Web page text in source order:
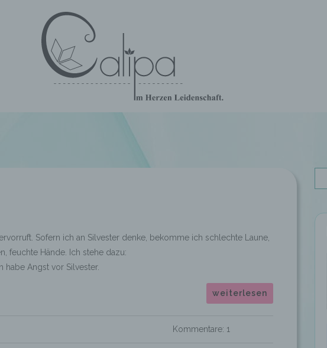
Sofern ich an Silvester denke, bekomme ich schlechte Laune,
feuchte Hände. Ich stehe dazu:
habe Angst vor Silvester.
weiterlesen
Kommentare: 1